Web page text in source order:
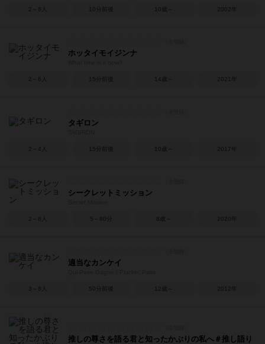
2～8人 10分前後 10歳～ 2002年
ホッタイモイジンナ
2～6人 15分前後 14歳～ 2021年
タギロン
2～4人 15分前後 10歳～ 2017年
シークレットミッション
2～8人 5～80分 8歳～ 2020年
適当なカンケイ
3～8人 50分前後 12歳～ 2012年
推しの尊さを語る君と知ったかぶりの私へ＃推し語り